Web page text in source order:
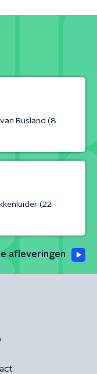
Rusland (8
(22
afleveringen